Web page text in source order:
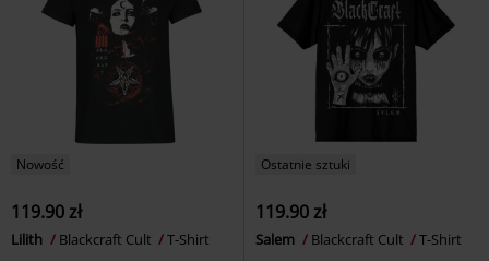
Nowość
119.90 zł
Lilith Blackcraft Cult T-Shirt
Ostatnie sztuki
119.90 zł
Salem Blackcraft Cult T-Shirt